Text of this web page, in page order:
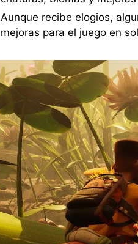
Aunque recibe elogios,
mejoras para el juego en